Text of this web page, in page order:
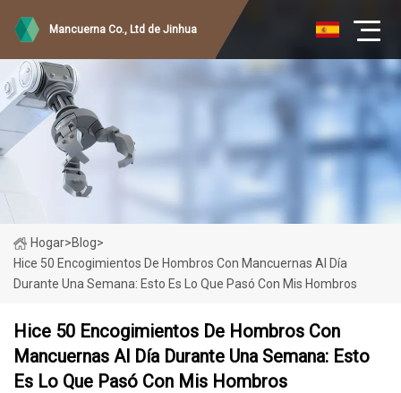
Mancuerna Co., Ltd de Jinhua
Hogar>Blog>
Hice 50 Encogimientos De Hombros Con Mancuernas Al Día
Durante Una Semana: Esto Es Lo Que Pasó Con Mis Hombros
Hice 50 Encogimientos De Hombros Con
Mancuernas Al Día Durante Una Semana: Esto
Es Lo Que Pasó Con Mis Hombros